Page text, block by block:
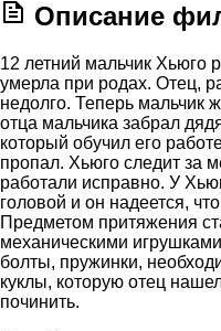
Описание
12 летний мальчик Хьюго
умерла при родах. Отец,
недолго. Теперь мальчик
отца мальчика забрал
который обучил его
пропал. Хьюго следит за
работали исправно. У
головой и он надеется,
Предметом притяжения
механическими
болты, пружинки,
куклы, которую отец
починить.